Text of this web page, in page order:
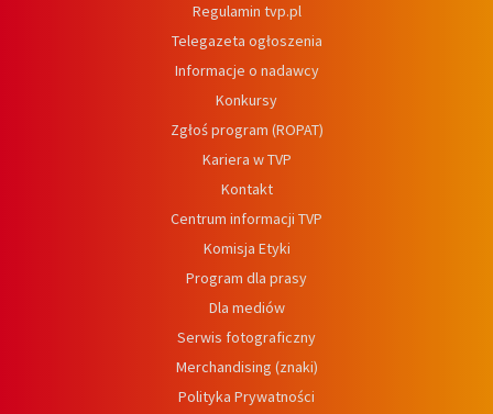
Regulamin tvp.pl
Telegazeta ogłoszenia
Informacje o nadawcy
Konkursy
Zgłoś program (ROPAT)
Kariera w TVP
Kontakt
Centrum informacji TVP
Komisja Etyki
Program dla prasy
Dla mediów
Serwis fotograficzny
Merchandising (znaki)
Polityka Prywatności